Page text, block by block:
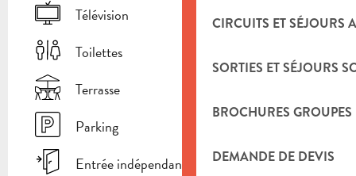
CIRCUITS ET SÉJOURS
SORTIES ET SÉJOURS
BROCHURES GROUPES
DEMANDE DE DEVIS
Télévision
Toilettes
Terrasse
Parking
Entrée indépendante